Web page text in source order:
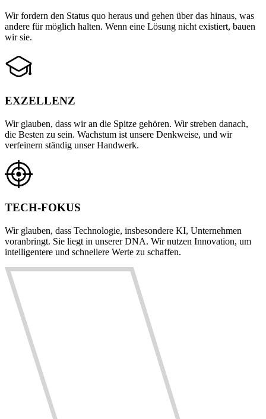
Wir fordern den Status quo heraus und gehen über das hinaus, was
andere für möglich halten. Wenn eine Lösung nicht existiert, bauen
wir sie.
EXZELLENZ
Wir glauben, dass wir an die Spitze gehören. Wir streben danach,
die Besten zu sein. Wachstum ist unsere Denkweise, und wir
verfeinern ständig unser Handwerk.
TECH-FOKUS
Wir glauben, dass Technologie, insbesondere KI, Unternehmen
voranbringt. Sie liegt in unserer DNA. Wir nutzen Innovation, um
intelligentere und schnellere Werte zu schaffen.